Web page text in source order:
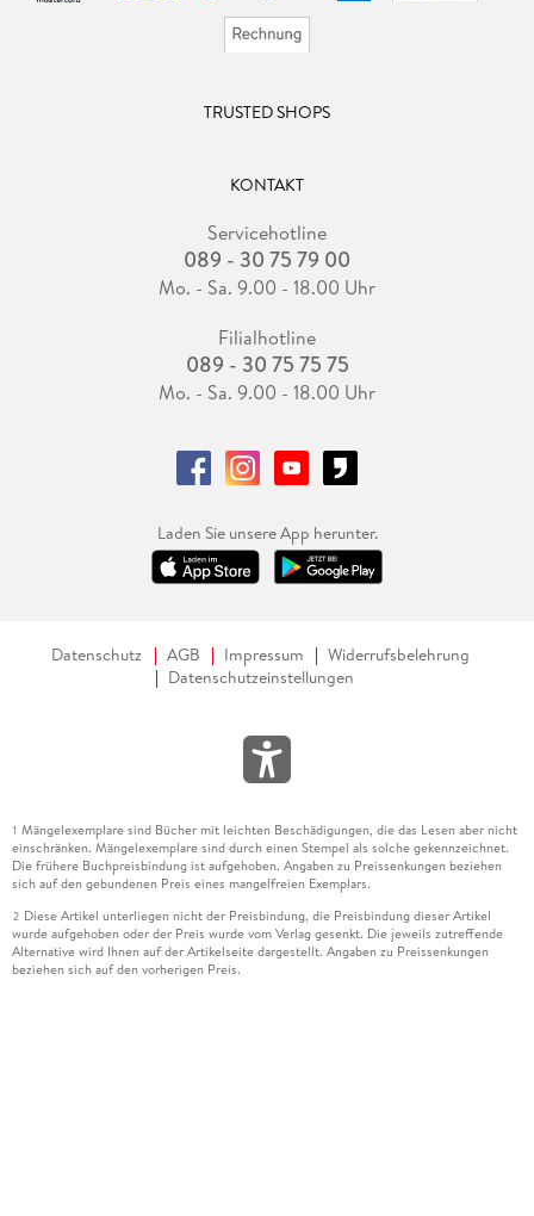
TRUSTED SHOPS
KONTAKT
Servicehotline
089 - 30 75 79 00
Mo. - Sa. 9.00 - 18.00 Uhr
Filialhotline
089 - 30 75 75 75
Mo. - Sa. 9.00 - 18.00 Uhr
Laden Sie unsere App herunter.
Datenschutz AGB Impressum
Widerrufsbelehrung
Datenschutzeinstellungen
1 Mängelexemplare sind Bücher mit leichten Beschädigungen, die das Lesen aber nicht
einschränken. Mängelexemplare sind durch einen Stempel als solche gekennzeichnet.
Die frühere Buchpreisbindung ist aufgehoben. Angaben zu Preissenkungen beziehen
sich auf den gebundenen Preis eines mangelfreien Exemplars.
2 Diese Artikel unterliegen nicht der Preisbindung, die Preisbindung dieser Artikel
wurde aufgehoben oder der Preis wurde vom Verlag gesenkt. Die jeweils zutreffende
Alternative wird Ihnen auf der Artikelseite dargestellt. Angaben zu Preissenkungen
beziehen sich auf den vorherigen Preis.